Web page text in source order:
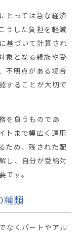
とっては急な経済
うした負担を軽減
基づいて計算され
象となる親族や受
不明点がある場合
することが大切で
を負うものであ
トまで幅広く適用
ため、残された配
し、自分が受給対
す。
種類
なくパートやアル